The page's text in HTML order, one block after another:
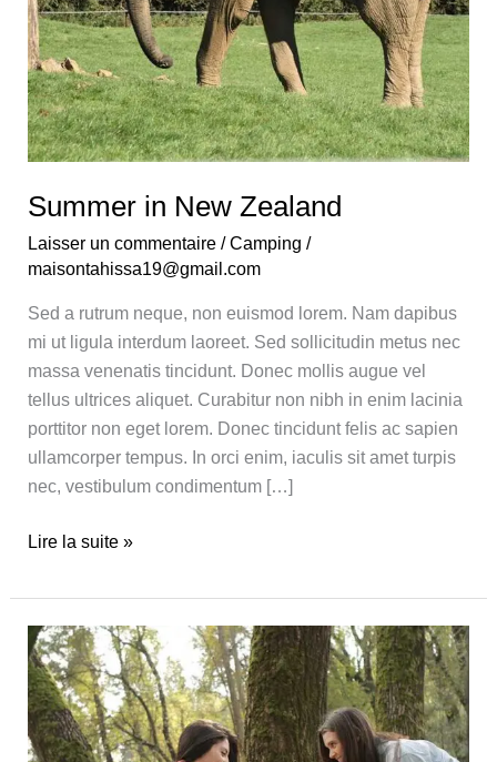
Summer in New Zealand
Laisser un commentaire /Camping /
maisontahissa19@gmail.com
Sed a rutrum neque, non euismod lorem. Nam dapibus
mi ut ligula interdum laoreet. Sed sollicitudin metus nec
massa venenatis tincidunt. Donec mollis augue vel
tellus ultrices aliquet. Curabitur non nibh in enim lacinia
porttitor non eget lorem. Donec tincidunt felis ac sapien
ullamcorper tempus. In orci enim, iaculis sit amet turpis
nec, vestibulum condimentum […]
Lire la suite »
Winter
Travel
Guide